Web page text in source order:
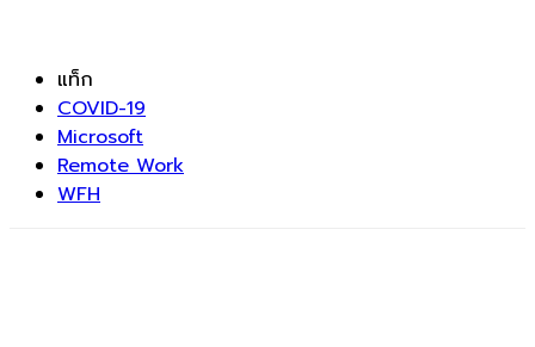
แท็ก
COVID-19
Microsoft
Remote Work
WFH